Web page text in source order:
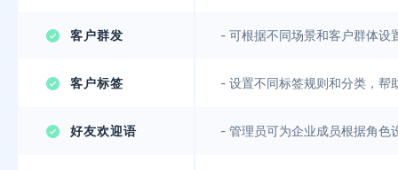
客户群发 - 可根据不同场景和客户群体设
客户标签 - 设置不同标签规则和分类，帮
好友欢迎语 - 管理员可为企业成员根据角色